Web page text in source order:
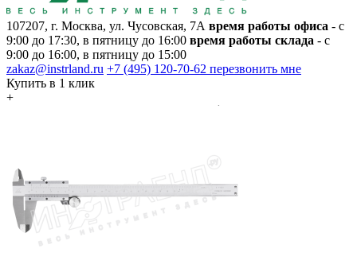
107207, г. Москва, ул. Чусовская, 7А время работы офиса - с
9:00 до 17:30, в пятницу до 16:00 время работы склада - с
9:00 до 16:00, в пятницу до 15:00
zakaz@instrland.ru +7 (495) 120-70-62 перезвонить мне
Купить в 1 клик
+